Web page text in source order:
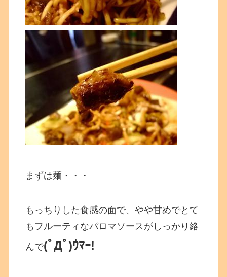
まずは麺・・・
もっちりした食感の面で、やや甘めでとて
もフルーティなパロマソースがしっかり絡
んで(ﾟДﾟ)ｳﾏｰ!